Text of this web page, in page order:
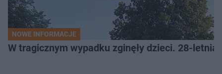
NOWE INFORMACJE
W tragicznym wypadku zginęły dzieci. 28-